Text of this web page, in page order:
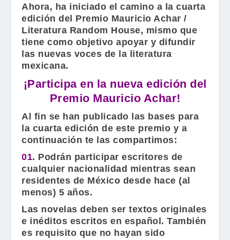
Ahora, ha iniciado el camino a la cuarta
edición del Premio Mauricio Achar /
Literatura Random House, mismo que
tiene como objetivo apoyar y difundir
las nuevas voces de la literatura
mexicana.
¡Participa en la nueva edición del
Premio Mauricio Achar!
Al fin se han publicado las bases para
la cuarta edición de este premio y a
continuación te las compartimos:
01. Podrán participar escritores de
cualquier nacionalidad mientras sean
residentes de México desde hace (al
menos) 5 años.
Las novelas deben ser textos originales
e inéditos escritos en español. También
es requisito que no hayan sido